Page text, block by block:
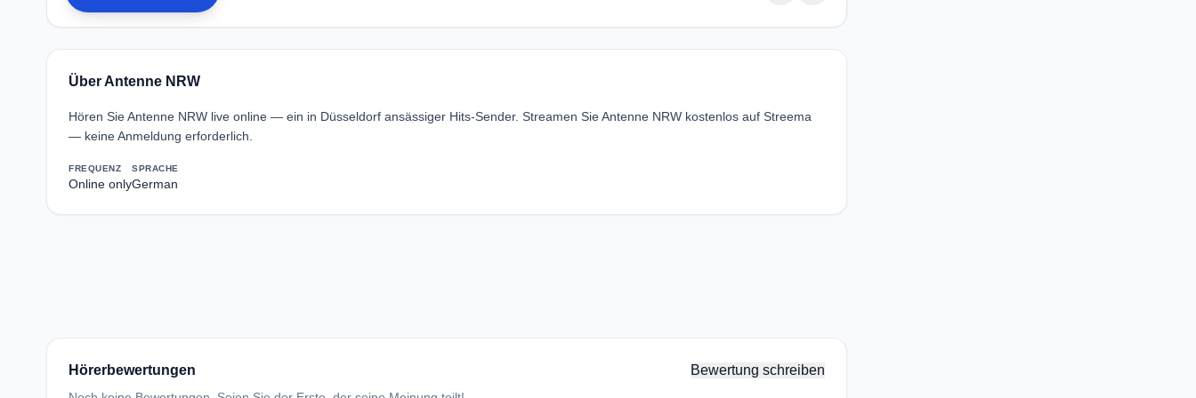
Über Antenne NRW
Hören Sie Antenne NRW live online — ein in Düsseldorf ansässiger Hits-Sender. Streamen Sie Antenne NRW kostenlos auf Streema
— keine Anmeldung erforderlich.
FREQUENZ
Online only
SPRACHE
German
Hörerbewertungen Bewertung schreiben